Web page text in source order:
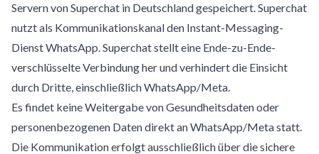
Servern von Superchat in Deutschland gespeichert. Superchat
nutzt als Kommunikationskanal den Instant-Messaging-
Dienst WhatsApp. Superchat stellt eine Ende-zu-Ende-
verschlüsselte Verbindung her und verhindert die Einsicht
durch Dritte, einschließlich WhatsApp/Meta.
Es findet keine Weitergabe von Gesundheitsdaten oder
personenbezogenen Daten direkt an WhatsApp/Meta statt.
Die Kommunikation erfolgt ausschließlich über die sichere